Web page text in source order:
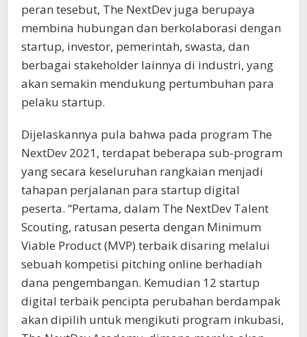
peran tesebut, The NextDev juga berupaya
membina hubungan dan berkolaborasi dengan
startup, investor, pemerintah, swasta, dan
berbagai stakeholder lainnya di industri, yang
akan semakin mendukung pertumbuhan para
pelaku startup.
Dijelaskannya pula bahwa pada program The
NextDev 2021, terdapat beberapa sub-program
yang secara keseluruhan rangkaian menjadi
tahapan perjalanan para startup digital
peserta. “Pertama, dalam The NextDev Talent
Scouting, ratusan peserta dengan Minimum
Viable Product (MVP) terbaik disaring melalui
sebuah kompetisi pitching online berhadiah
dana pengembangan. Kemudian 12 startup
digital terbaik pencipta perubahan berdampak
akan dipilih untuk mengikuti program inkubasi,